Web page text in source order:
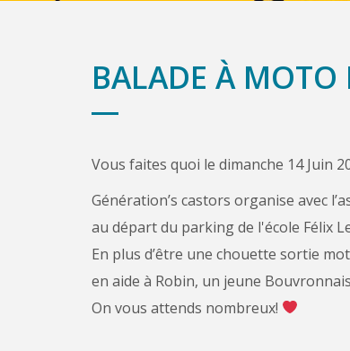
BALADE À MOTO
Vous faites quoi le dimanche 14 Juin
Génération’s castors organise avec
au départ du parking de l'école Félix
En plus d’être une chouette sortie
en aide à Robin, un jeune
On vous attends nombreux!